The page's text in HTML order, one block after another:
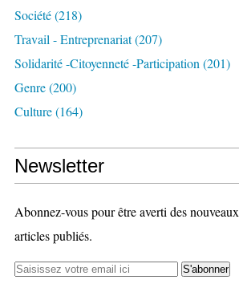
Société(218)
Travail - Entreprenariat(207)
Solidarité -citoyenneté -participation (201)
Genre(200)
Culture(164)
Newsletter
Abonnez-vous pour être averti des nouveaux
articles publiés.